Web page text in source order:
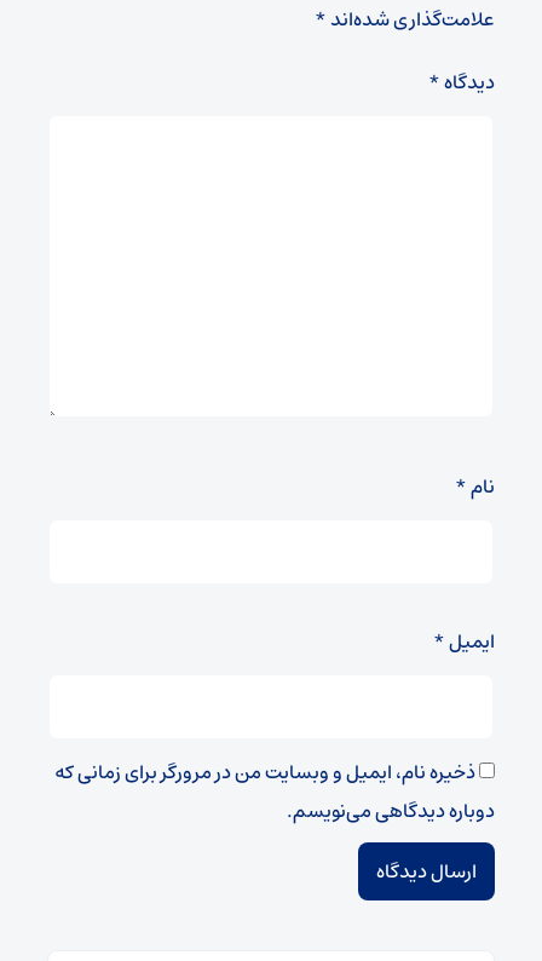
علامت‌گذاری شده‌اند*
دیدگاه*
نام*
ایمیل*
ذخیره نام، ایمیل و وبسایت من در مرورگر برای زمانی که
دوباره دیدگاهی می‌نویسم.